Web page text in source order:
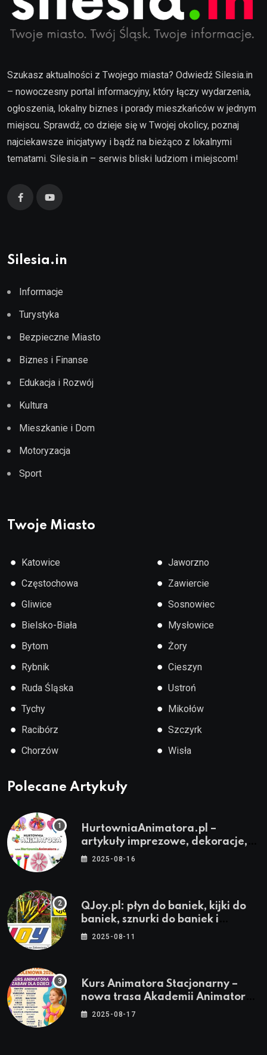
Szukasz aktualności z Twojego miasta? Odwiedź Silesia.in
– nowoczesny portal informacyjny, który łączy wydarzenia,
ogłoszenia, lokalny biznes i porady mieszkańców w jednym
miejscu. Sprawdź, co dzieje się w Twojej okolicy, poznaj
najciekawsze inicjatywy i bądź na bieżąco z lokalnymi
tematami. Silesia.in – serwis bliski ludziom i miejscom!
Silesia.in
Informacje
Turystyka
Bezpieczne Miasto
Biznes i Finanse
Edukacja i Rozwój
Kultura
Mieszkanie i Dom
Motoryzacja
Sport
Twoje Miasto
● Katowice
● Częstochowa
● Gliwice
● Bielsko-Biała
● Bytom
● Rybnik
● Ruda Śląska
● Tychy
● Racibórz
● Chorzów
● Jaworzno
● Zawiercie
● Sosnowiec
● Mysłowice
● Żory
● Cieszyn
● Ustroń
● Mikołów
● Szczyrk
● Wisła
Polecane Artykuły
HurtowniaAnimatora.pl –
artykuły imprezowe, dekoracje,
stroje i akcesoria dla animatorów
2025-08-16
QJoy.pl: płyn do baniek, kijki do
baniek, sznurki do baniek i
zestawy do baniek
2025-08-11
Kurs Animatora Stacjonarny –
nowa trasa Akademii Animatora
– jesień 2025
2025-08-17